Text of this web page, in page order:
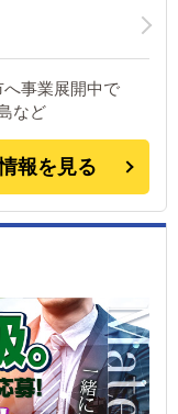
事業展開中で
など
報を見る